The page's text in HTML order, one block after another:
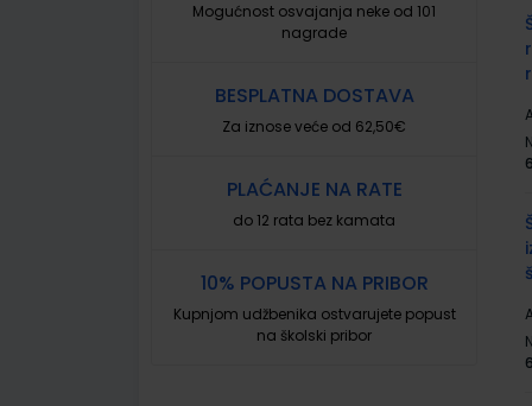
Mogućnost osvajanja neke od 101
nagrade
BESPLATNA DOSTAVA
Za iznose veće od 62,50€
PLAĆANJE NA RATE
do 12 rata bez kamata
10% POPUSTA NA PRIBOR
Kupnjom udžbenika ostvarujete popust
na školski pribor